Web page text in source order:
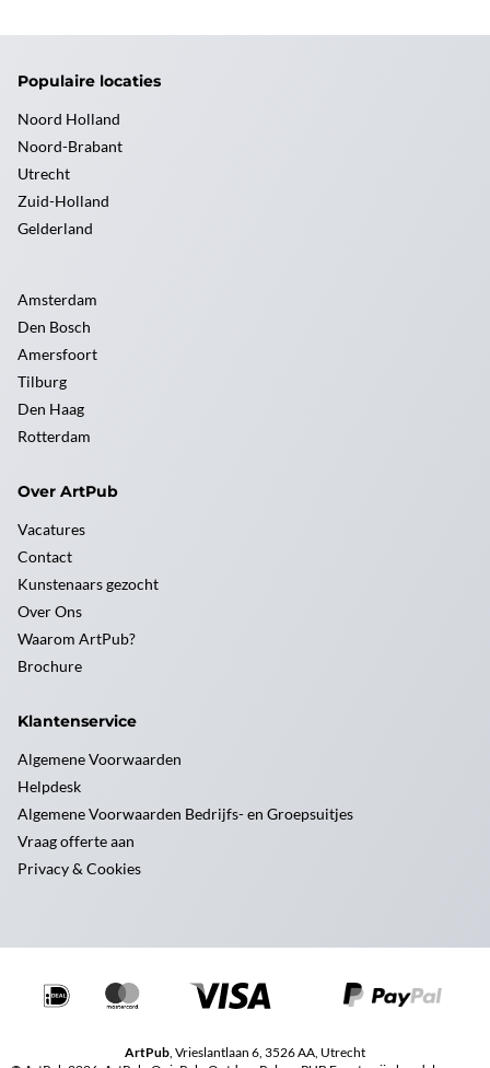
Populaire locaties
Noord Holland
Noord-Brabant
Utrecht
Zuid-Holland
Gelderland
Amsterdam
Den Bosch
Amersfoort
Tilburg
Den Haag
Rotterdam
Over ArtPub
Vacatures
Contact
Kunstenaars gezocht
Over Ons
Waarom ArtPub?
Brochure
Klantenservice
Algemene Voorwaarden
Helpdesk
Algemene Voorwaarden Bedrijfs- en Groepsuitjes
Vraag offerte aan
Privacy & Cookies
ArtPub, Vrieslantlaan 6, 3526 AA, Utrecht